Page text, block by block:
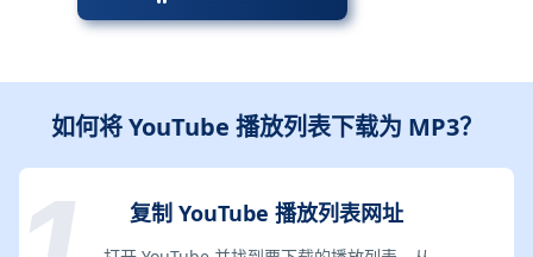
如何将 YouTube 播放列表下载为 MP3？
复制 YouTube 播放列表网址